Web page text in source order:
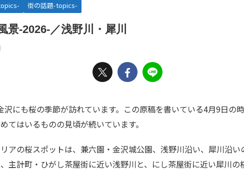
街の話題-topics-
景-2026-／浅野川・犀川
沢にも桜の季節が訪れています。この原稿を書いている4月9日の
てはいるものの見頃が続いています。
アの桜スポットは、兼六園・金沢城公園、浅野川沿い、犀川沿い
主計町・ひがし茶屋街に近い浅野川と、にし茶屋街に近い犀川の